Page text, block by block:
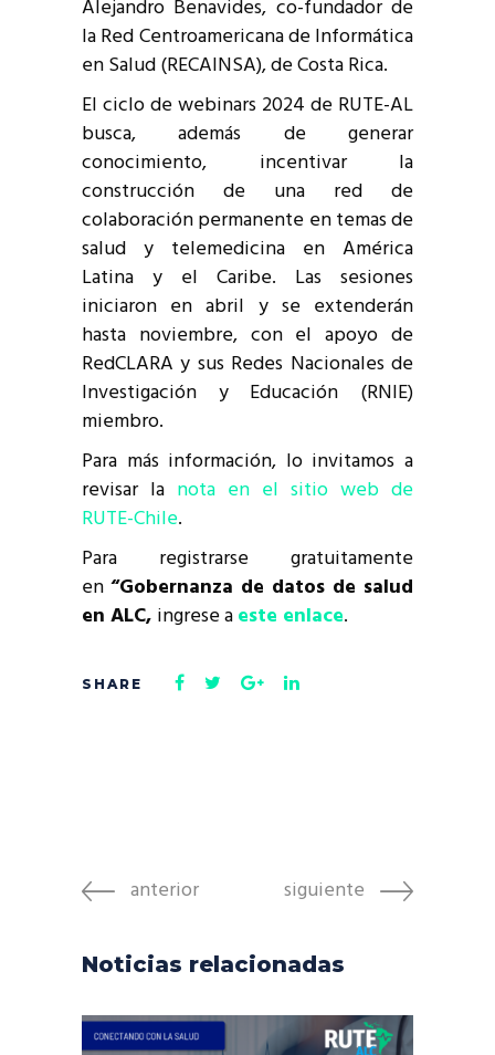
Alejandro Benavides, co-fundador de
la Red Centroamericana de Informática
en Salud (RECAINSA), de Costa Rica.
El ciclo de webinars 2024 de RUTE-AL
busca, además de generar
conocimiento, incentivar la
construcción de una red de
colaboración permanente en temas de
salud y telemedicina en América
Latina y el Caribe. Las sesiones
iniciaron en abril y se extenderán
hasta noviembre, con el apoyo de
RedCLARA y sus Redes Nacionales de
Investigación y Educación (RNIE)
miembro.
Para más información, lo invitamos a
revisar la nota en el sitio web de
RUTE-Chile.
Para registrarse gratuitamente
en “Gobernanza de datos de salud
en ALC, ingrese aeste enlace.
anterior siguiente
Noticias relacionadas